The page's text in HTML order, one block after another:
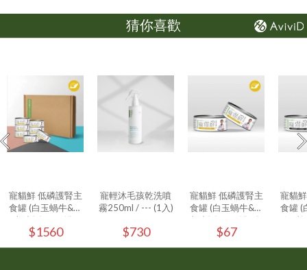
猜你喜歡
寵貓鮮 低磷護腎主
食罐 (白玉蝸牛&極
上鮭魚) 80g/罐 -
24入/箱
$1560
寵輕沐毛孩乾洗噴
霧250ml / --- (1入)
$730
寵貓鮮 低磷護腎主
食罐 (白玉蝸牛&極
上鮭魚) 80g/罐 - (1
入)
$67
寵貓
食罐 (
好